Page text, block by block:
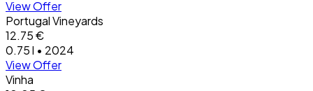
View Offer
Portugal Vineyards
12.75 €
0.75 l • 2024
View Offer
Vinha